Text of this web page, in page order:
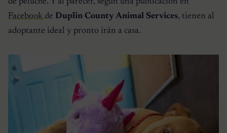
Facebook de Duplin County Animal Services, tienen al
adoptante ideal y pronto irán a casa.